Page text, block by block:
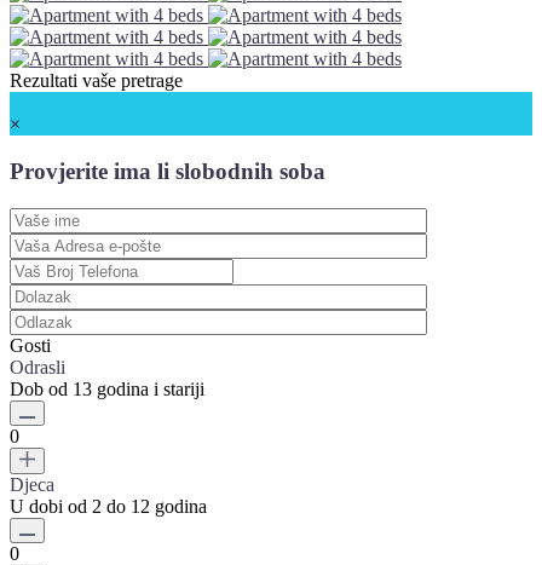
Rezultati vaše pretrage
×
Provjerite ima li slobodnih soba
Gosti
Odrasli
Dob od 13 godina i stariji
0
Djeca
U dobi od 2 do 12 godina
0